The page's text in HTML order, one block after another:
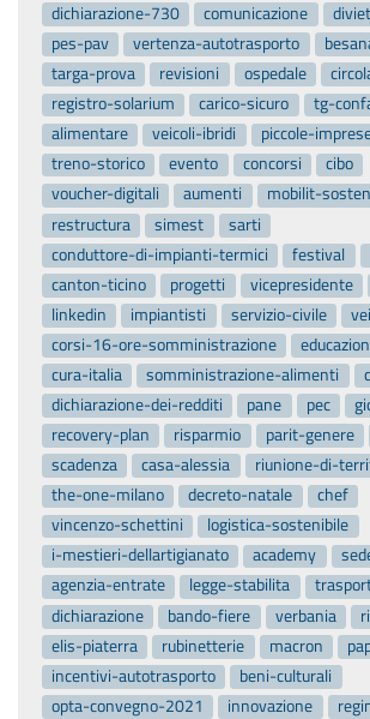
dichiarazione-730
comunicazione
pes-pav
vertenza-autotrasporto
targa-prova
revisioni ospedale
registro-solarium
carico-sicuro
tg-
alimentare
veicoli-ibridi piccole-
treno-storico
evento concorsi
cibo
voucher-digitali
aumenti
mobilit-
restructura
simest
sarti
conduttore-di-impianti-termici
festival
canton-ticino
progetti vicepresidente
linkedin
impiantisti servizio-civile
corsi-16-ore-somministrazione
cura-italia
somministrazione-alimenti
dichiarazione-dei-redditi
pane pec
recovery-plan
risparmio parit-genere
scadenza
casa-alessia riunione-di-
the-one-milano
decreto-natale
chef
vincenzo-schettini
logistica-sostenibile
i-mestieri-dellartigianato
academy
agenzia-entrate
legge-stabilita
dichiarazione
bando-fiere verbania
elis-piaterra
rubinetterie macron
incentivi-autotrasporto
beni-culturali
opta-convegno-2021
innovazione